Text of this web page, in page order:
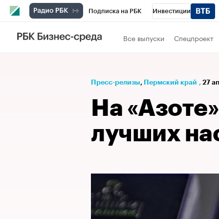
Подписка на РБК Инвестиции
Телеканал
Спецпроекты Проверка контрагентов
Все выпуски Спецпроект
Пресс-релизы⁠, Пермский край , 27
На
лучших